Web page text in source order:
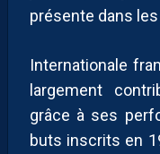
présente dans
Internationale
largement
grâce à ses
buts inscrits en